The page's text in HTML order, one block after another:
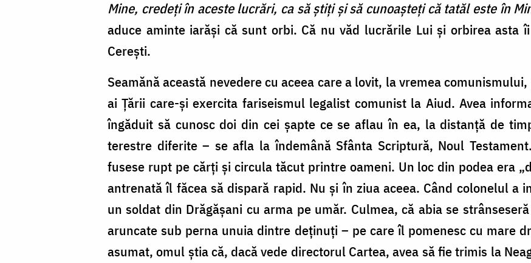
Mine, credeți în aceste lucrări, ca să știți și să cunoașteți că tatăl este în
aduce aminte iarăși că sunt orbi. Că nu văd lucrările Lui și orbirea asta
Cerești.
Seamănă această nevedere cu aceea care a lovit, la vremea
ai Țării care-și exercita fariseismul legalist comunist la Aiud. Avea
îngăduit să cunosc doi din cei șapte ce se aflau în ea, la distanță de
terestre diferite – se afla la îndemână Sfânta Scriptură, Noul
fusese rupt pe cărți și circula tăcut printre oameni. Un loc din podea era
antrenată îl făcea să dispară rapid. Nu și în ziua aceea. Când colonelul a
un soldat din Drăgășani cu arma pe umăr. Culmea, că abia se
aruncate sub perna unuia dintre deținuți – pe care îl pomenesc cu mare
asumat, omul știa că, dacă vede directorul Cartea, avea să fie trimis la